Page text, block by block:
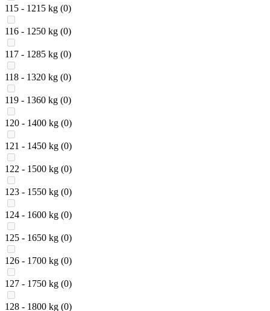
115 - 1215 kg (0)
116 - 1250 kg (0)
117 - 1285 kg (0)
118 - 1320 kg (0)
119 - 1360 kg (0)
120 - 1400 kg (0)
121 - 1450 kg (0)
122 - 1500 kg (0)
123 - 1550 kg (0)
124 - 1600 kg (0)
125 - 1650 kg (0)
126 - 1700 kg (0)
127 - 1750 kg (0)
128 - 1800 kg (0)